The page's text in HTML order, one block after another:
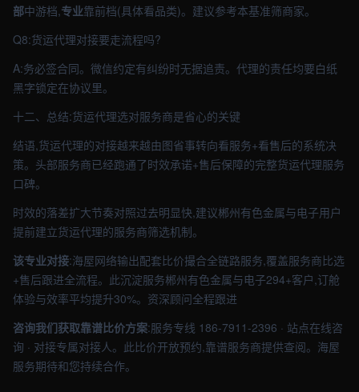
部中游档,专业靠前档(具体看品类)。建议参考本基准筛商家。
Q8:货运代理对接要走流程吗?
A:务必签合同。微信约定有纠纷时无据追责。代理的责任均要白纸
黑字锁定在协议里。
十二、总结:货运代理选对服务商是省心的关键
结语,货运代理的对接越来越由图省事转向看服务+看售后的系统决
策。头部服务商已经跑通了时效承诺+售后保障的完整货运代理服务
口碑。
时效的落差扩大节奏对照过去明显快,建议郴州有色金属与电子用户
提前建立货运代理的服务商筛选机制。
该专业对接:海屋网络输出配套比价撮合全链路服务,覆盖服务商比选
+售后跟进全流程。此沉淀服务郴州有色金属与电子294+客户,订舱
体验与效率平均提升30%。资深顾问全程跟进
咨询我们获取靠谱比价方案:服务专线 186-7911-2396 · 站点在线咨
询 · 对接专属对接人。此比价开放预约,靠谱服务商提供查阅。海屋
服务期待和您持续合作。